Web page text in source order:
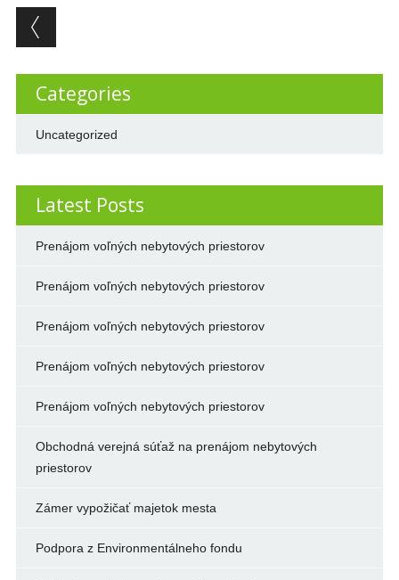
Post navigation
Categories
Uncategorized
Latest Posts
Prenájom voľných nebytových priestorov
Prenájom voľných nebytových priestorov
Prenájom voľných nebytových priestorov
Prenájom voľných nebytových priestorov
Prenájom voľných nebytových priestorov
Obchodná verejná súťaž na prenájom nebytových
priestorov
Zámer vypožičať majetok mesta
Podpora z Environmentálneho fondu